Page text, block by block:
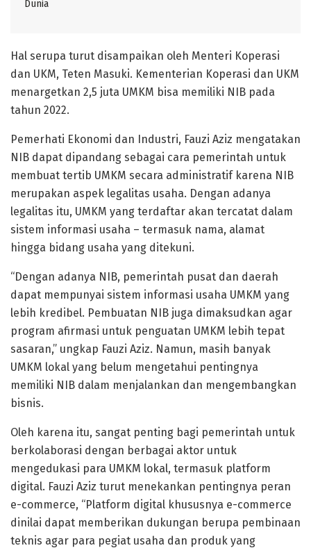
Dunia
Hal serupa turut disampaikan oleh Menteri Koperasi
dan UKM, Teten Masuki. Kementerian Koperasi dan UKM
menargetkan 2,5 juta UMKM bisa memiliki NIB pada
tahun 2022.
Pemerhati Ekonomi dan Industri, Fauzi Aziz mengatakan
NIB dapat dipandang sebagai cara pemerintah untuk
membuat tertib UMKM secara administratif karena NIB
merupakan aspek legalitas usaha. Dengan adanya
legalitas itu, UMKM yang terdaftar akan tercatat dalam
sistem informasi usaha – termasuk nama, alamat
hingga bidang usaha yang ditekuni.
“Dengan adanya NIB, pemerintah pusat dan daerah
dapat mempunyai sistem informasi usaha UMKM yang
lebih kredibel. Pembuatan NIB juga dimaksudkan agar
program afirmasi untuk penguatan UMKM lebih tepat
sasaran,” ungkap Fauzi Aziz. Namun, masih banyak
UMKM lokal yang belum mengetahui pentingnya
memiliki NIB dalam menjalankan dan mengembangkan
bisnis.
Oleh karena itu, sangat penting bagi pemerintah untuk
berkolaborasi dengan berbagai aktor untuk
mengedukasi para UMKM lokal, termasuk platform
digital. Fauzi Aziz turut menekankan pentingnya peran
e-commerce, “Platform digital khususnya e-commerce
dinilai dapat memberikan dukungan berupa pembinaan
teknis agar para pegiat usaha dan produk yang